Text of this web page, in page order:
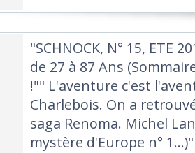
‎"SCHNOCK, N° 15, ETE
de 27 à 87 Ans
!"" L'aventure c'est
Charlebois. On a
saga Renoma. Michel
mystère d'Europe n° 1...)"‎